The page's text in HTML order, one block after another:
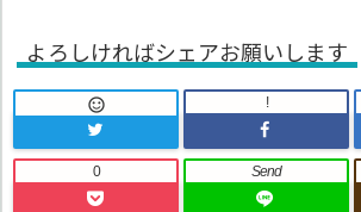
よろしければシェアお願いします
 !
0 Send